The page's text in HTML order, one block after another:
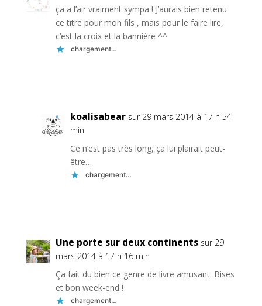
ça a l’air vraiment sympa ! J’aurais bien retenu
ce titre pour mon fils , mais pour le faire lire,
c’est la croix et la bannière ^^
chargement…
koalisabear sur 29 mars 2014 à 17 h 54
min
Ce n’est pas très long, ça lui plairait peut-
être…
chargement…
Une porte sur deux continents sur 29
mars 2014 à 17 h 16 min
Ça fait du bien ce genre de livre amusant. Bises
et bon week-end !
chargement…